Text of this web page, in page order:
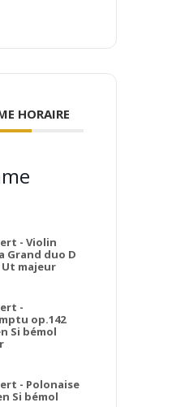
HORAIRE
- Violin
Grand duo D
Ut majeur
-
op.142
Si bémol
- Polonaise
Si bémol